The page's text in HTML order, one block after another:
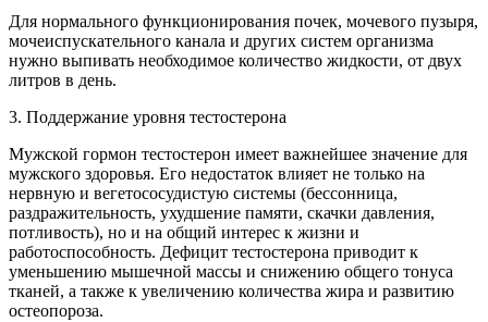
Для нормального функционирования почек, мочевого пузыря,
мочеиспускательного канала и других систем организма
нужно выпивать необходимое количество жидкости, от двух
литров в день.
3. Поддержание уровня тестостерона
Мужской гормон тестостерон имеет важнейшее значение для
мужского здоровья. Его недостаток влияет не только на
нервную и вегетососудистую системы (бессонница,
раздражительность, ухудшение памяти, скачки давления,
потливость), но и на общий интерес к жизни и
работоспособность. Дефицит тестостерона приводит к
уменьшению мышечной массы и снижению общего тонуса
тканей, а также к увеличению количества жира и развитию
остеопороза.